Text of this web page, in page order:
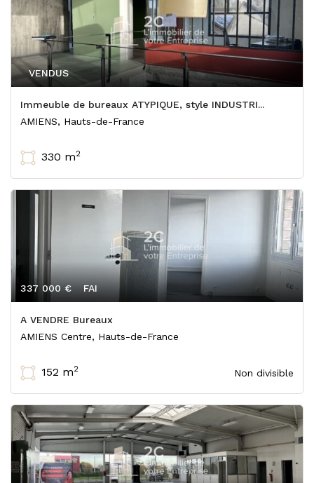
Immeuble de bureaux ATYPIQUE, style INDUSTRI...
VENDUS
AMIENS, Hauts-de-France
330 m2
A VENDRE Bureaux
Non divisible
337 000 € FAI
AMIENS Centre, Hauts-de-France
152 m2